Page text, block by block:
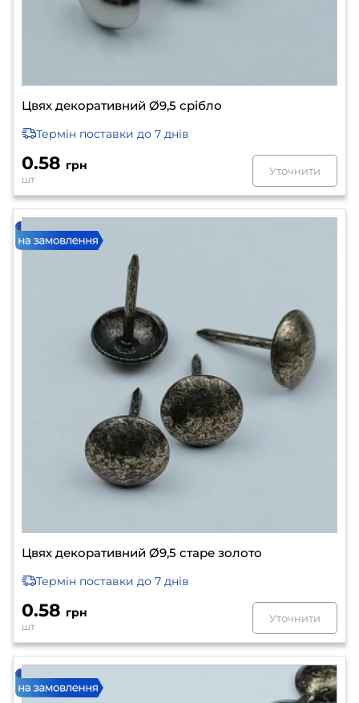
Цвях декоративний Ø9,5 срібло
Термін поставки до 7 днів
0.58 грн
шт
Уточнити
Цвях декоративний Ø9,5 старе золото
Термін поставки до 7 днів
0.58 грн
шт
Уточнити